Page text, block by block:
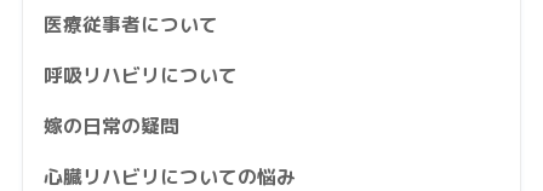
医療従事者について
呼吸リハビリについて
嫁の日常の疑問
心臓リハビリについての悩み